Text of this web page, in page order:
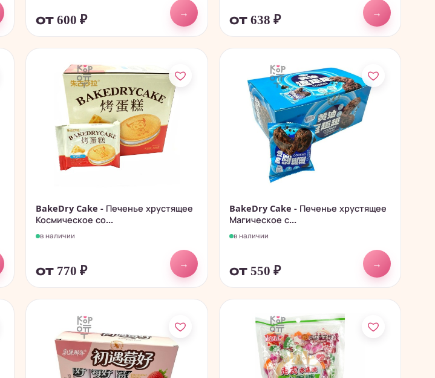
от 600₽
→
от 638 ₽
→
BakeDry Cake - Печенье хрустящее
Космическое со...
в наличии
от 770₽
→
BakeDry Cake - Печенье хрустящее
Магическое с...
в наличии
от 550 ₽
→